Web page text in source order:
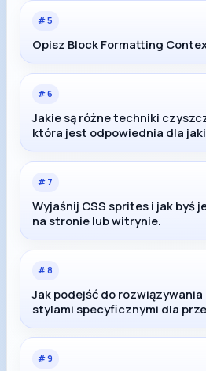
#5
Opisz Block Formatting
#6
Jakie są różne techniki
która jest odpowiednia dla
# 7
Wyjaśnij CSS sprites i jak byś
na stronie lub witrynie.
#8
Jak podejść do
stylami specyficznymi dla
#9